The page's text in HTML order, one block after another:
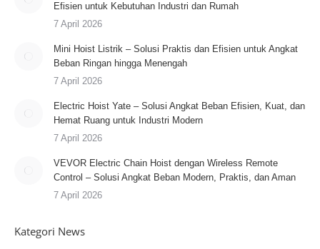
Efisien untuk Kebutuhan Industri dan Rumah
7 April 2026
Mini Hoist Listrik – Solusi Praktis dan Efisien untuk Angkat
Beban Ringan hingga Menengah
7 April 2026
Electric Hoist Yate – Solusi Angkat Beban Efisien, Kuat, dan
Hemat Ruang untuk Industri Modern
7 April 2026
VEVOR Electric Chain Hoist dengan Wireless Remote
Control – Solusi Angkat Beban Modern, Praktis, dan Aman
7 April 2026
Kategori News